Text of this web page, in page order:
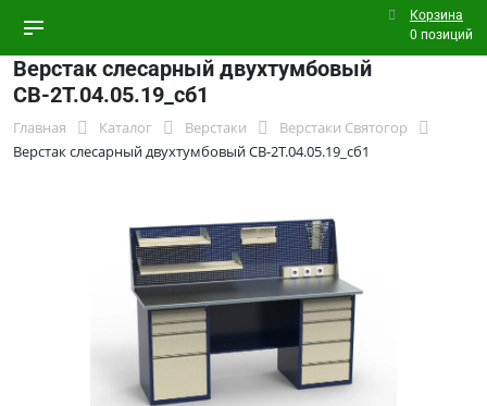
Корзина
0 позиций
Верстак слесарный двухтумбовый
СВ-2Т.04.05.19_сб1
Главная Каталог Верстаки
Верстаки Святогор
Верстак слесарный двухтумбовый СВ-2Т.04.05.19_сб1